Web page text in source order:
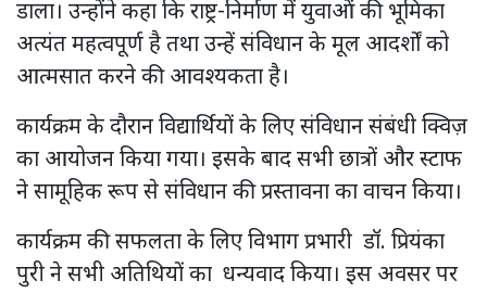
डाला। उन्होंने कहा कि राष्ट्र-निर्माण में युवाओं की भूमिका
अत्यंत महत्वपूर्ण है तथा उन्हें संविधान के मूल आदर्शों को
आत्मसात करने की आवश्यकता है।
कार्यक्रम के दौरान विद्यार्थियों के लिए संविधान संबंधी क्विज़
का आयोजन किया गया। इसके बाद सभी छात्रों और स्टाफ
ने सामूहिक रूप से संविधान की प्रस्तावना का वाचन किया।
कार्यक्रम की सफलता के लिए विभाग प्रभारी डॉ. प्रियंका
पुरी ने सभी अतिथियों का धन्यवाद किया। इस अवसर पर